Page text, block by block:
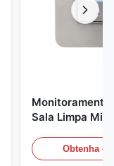
Monitoramento
Sala Limpa
médica / de
Obtenha o